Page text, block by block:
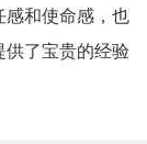
感和使命感，也
供了宝贵的经验